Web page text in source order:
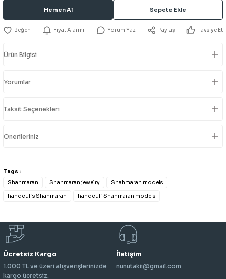
Hemen Al Sepete Ekle
Fiyat Alarmı Yorum Yaz Paylaş Tavsiye Et
Ürün Bilgisi
Yorumlar
Taksit Seçenekleri
Önerileriniz
Tags :
Shahmaran
Shahmaran jewelry Shahmaran models
handcuffs Shahmaran handcuff Shahmaran models
Ücretsiz Kargo
1.000 TL ve üzeri alışverişlerinizde
kargo ücretsiz.
İletişim
nunutakii@gmail.com